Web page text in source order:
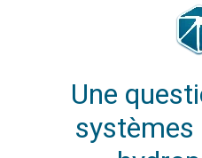
Une
systèmes